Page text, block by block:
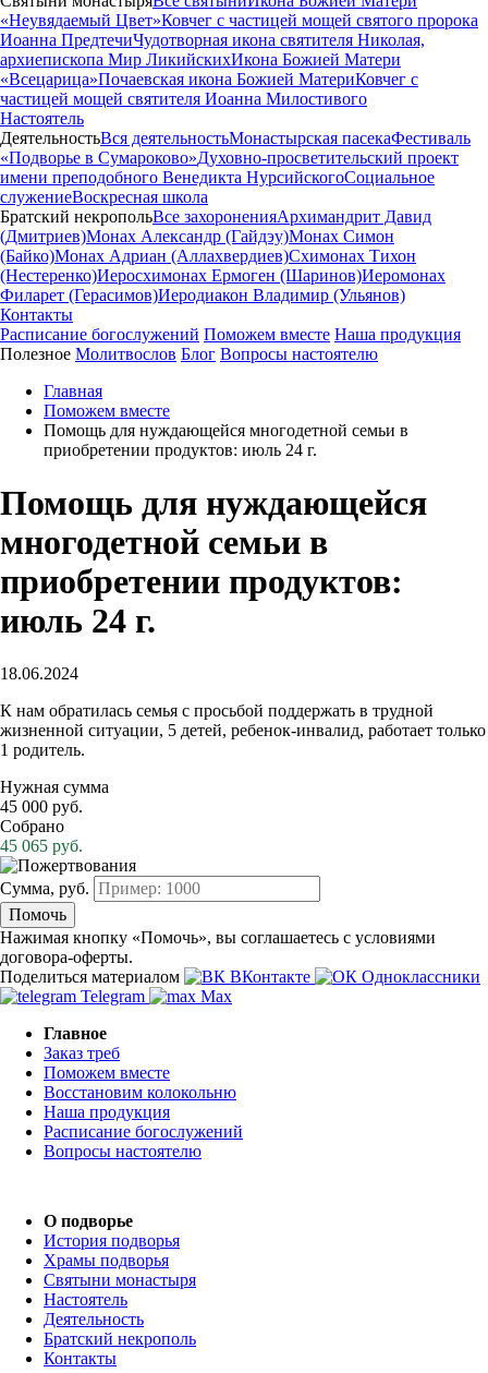
«Неувядаемый Цвет»Ковчег с частицей мощей святого пророка
Иоанна ПредтечиЧудотворная икона святителя Николая,
архиепископа Мир ЛикийскихИкона Божией Матери
«Всецарица»Почаевская икона Божией МатериКовчег с
частицей мощей святителя Иоанна Милостивого
Настоятель
ДеятельностьВся деятельностьМонастырская пасекаФестиваль
«Подворье в Сумароково»Духовно-просветительский проект
имени преподобного Венедикта НурсийскогоСоциальное
служениеВоскресная школа
Братский некропольВсе захороненияАрхимандрит Давид
(Дмитриев)Монах Александр (Гайдэу)Монах Симон
(Байко)Монах Адриан (Аллахвердиев)Схимонах Тихон
(Нестеренко)Иеросхимонах Ермоген (Шаринов)Иеромонах
Филарет (Герасимов)Иеродиакон Владимир (Ульянов)
Контакты
Расписание богослужений Поможем вместе Наша продукция
Полезное Молитвослов Блог Вопросы настоятелю
Главная
Поможем вместе
Помощь для нуждающейся многодетной семьи в
приобретении продуктов: июль 24 г.
Помощь для нуждающейся
многодетной семьи в
приобретении продуктов:
июль 24 г.
18.06.2024
К нам обратилась семья с просьбой поддержать в трудной
жизненной ситуации, 5 детей, ребенок-инвалид, работает только
1 родитель.
Нужная сумма
45 000 руб.
Собрано
45 065 руб.
Сумма, руб.
Помочь
Нажимая кнопку «Помочь», вы соглашаетесь с условиями
договора-оферты.
Поделиться материалом
ВКонтакте
Одноклассники
Telegram
Max
Главное
Заказ треб
Поможем вместе
Восстановим колокольню
Наша продукция
Расписание богослужений
Вопросы настоятелю
О подворье
История подворья
Храмы подворья
Святыни монастыря
Настоятель
Деятельность
Братский некрополь
Контакты